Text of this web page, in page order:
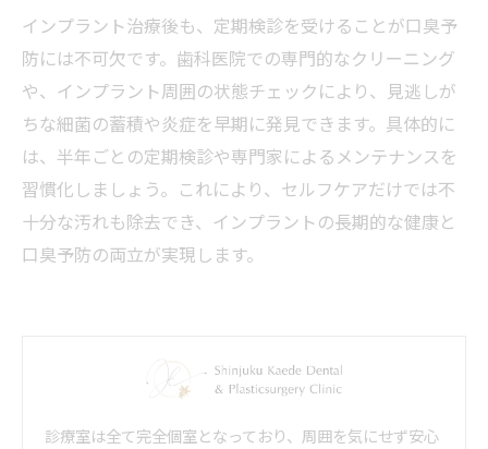
インプラント治療後も、定期検診を受けることが口臭予
防には不可欠です。歯科医院での専門的なクリーニング
や、インプラント周囲の状態チェックにより、見逃しが
ちな細菌の蓄積や炎症を早期に発見できます。具体的に
は、半年ごとの定期検診や専門家によるメンテナンスを
習慣化しましょう。これにより、セルフケアだけでは不
十分な汚れも除去でき、インプラントの長期的な健康と
口臭予防の両立が実現します。
診療室は全て完全個室となっており、周囲を気にせず安心